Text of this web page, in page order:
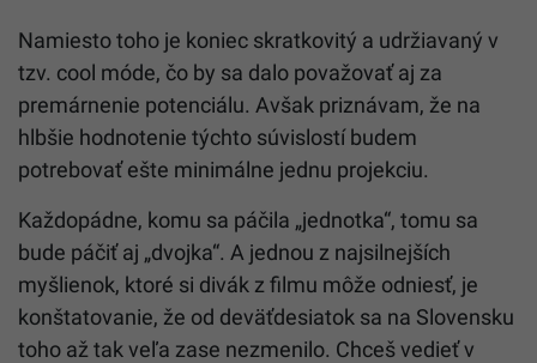
Namiesto toho je koniec skratkovitý a udržiavaný v
tzv. cool móde, čo by sa dalo považovať aj za
premárnenie potenciálu. Avšak priznávam, že na
hlbšie hodnotenie týchto súvislostí budem
potrebovať ešte minimálne jednu projekciu.
Každopádne, komu sa páčila „jednotka“, tomu sa
bude páčiť aj „dvojka“. A jednou z najsilnejších
myšlienok, ktoré si divák z filmu môže odniesť, je
konštatovanie, že od deväťdesiatok sa na Slovensku
toho až tak veľa zase nezmenilo. Chceš vedieť v